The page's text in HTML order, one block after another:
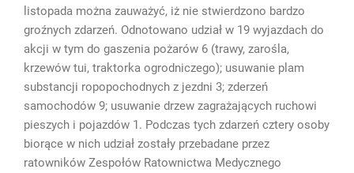
listopada można zauważyć, iż nie stwierdzono bardzo
groźnych zdarzeń. Odnotowano udział w 19 wyjazdach do
akcji w tym do gaszenia pożarów 6 (trawy, zarośla,
krzewów tui, traktorka ogrodniczego); usuwanie plam
substancji ropopochodnych z jezdni 3; zderzeń
samochodów 9; usuwanie drzew zagrażających ruchowi
pieszych i pojazdów 1. Podczas tych zdarzeń cztery osoby
biorące w nich udział zostały przebadane przez
ratowników Zespołów Ratownictwa Medycznego